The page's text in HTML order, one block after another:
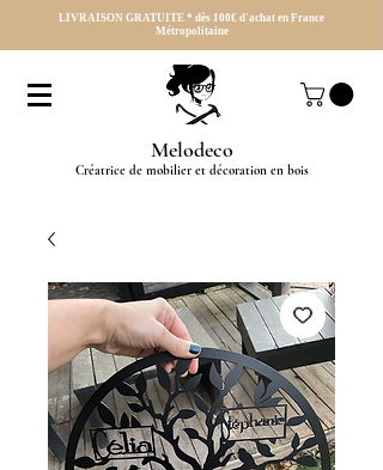
LIVRAISON GRATUITE * dès 100€ d'achat en France
Métropolitaine
Melodeco
Créatrice de mobilier et décoration en bois